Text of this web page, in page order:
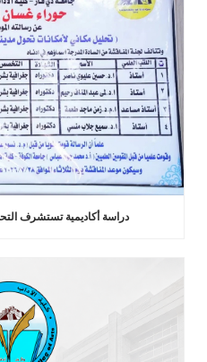
دراسة أكاديمية تستشرف